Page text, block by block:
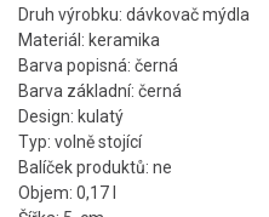
Druh výrobku: dávkovač mýdla
Materiál: keramika
Barva popisná: černá
Barva základní: černá
Design: kulatý
Typ: volně stojící
Balíček produktů: ne
Objem: 0,17 l